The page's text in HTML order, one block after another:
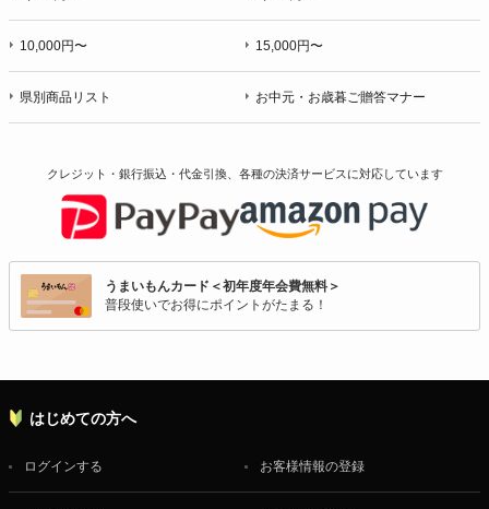
10,000円〜 15,000円〜
県別商品リスト お中元・お歳暮ご贈答マナー
クレジット・銀行振込・代金引換、各種の決済サービスに対応しています
うまいもんカード＜初年度年会費無料＞
普段使いでお得にポイントがたまる！
はじめての方へ
ログインする お客様情報の登録